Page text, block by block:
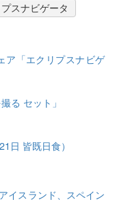
スナビゲータ
ア「エクリプスナビゲ
る セット」
日 皆既日食）
イスランド、スペイン